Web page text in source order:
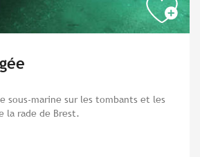
sous-marine sur les tombants et les
la rade de Brest.